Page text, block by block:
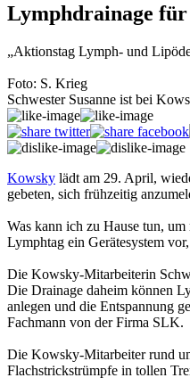
Lymphdrainage für
„Aktionstag Lymph- und
Foto: S. Krieg
Schwester Susanne ist bei
Kowsky lädt am 29. April,
gebeten, sich frühzeitig
Was kann ich zu Hause tun,
Lymphtag ein Gerätesystem
Die Kowsky-Mitarbeiterin
Die Drainage daheim können
anlegen und die Entspannung
Fachmann von der Firma SLK.
Die Kowsky-Mitarbeiter rund
Flachstrickstrümpfe in tollen